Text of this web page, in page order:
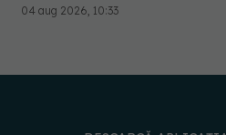
04 aug 2026, 10:33